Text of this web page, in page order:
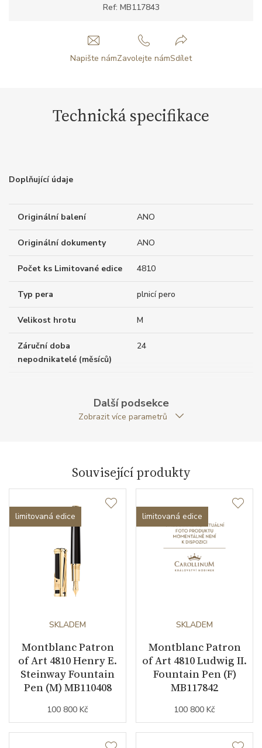
Ref: MB117843
Napište námZavolejte námSdílet
Technická specifikace
Doplňující údaje
Originální balení ANO
Originální dokumenty ANO
Počet ks Limitované edice 4810
Typ pera plnicí pero
Velikost hrotu M
Záruční doba
nepodnikatelé (měsíců)
24
Patron of Art
Další podsekce
Zobrazit více parametrů
Související produkty
limitovaná edice
SKLADEM
Montblanc Patron
of Art 4810 Henry E.
Steinway Fountain
Pen (M) MB110408
100 800 Kč
limitovaná edice
SKLADEM
Montblanc Patron
of Art 4810 Ludwig II.
Fountain Pen (F)
MB117842
100 800 Kč